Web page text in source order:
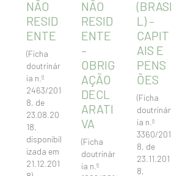
NÃO
RESID
ENTE
(Ficha
doutrinár
ia n.º
2463/201
8, de
23.08.20
18,
disponibil
izada em
21.12.201
NÃO
RESID
ENTE
–
OBRIG
AÇÃO
DECL
ARATI
VA
(Ficha
doutrinár
ia n.º
(BRASI
L) –
CAPIT
AIS E
PENS
ÕES
(Ficha
doutrinár
ia n.º
3360/201
8, de
23.11.201
8,